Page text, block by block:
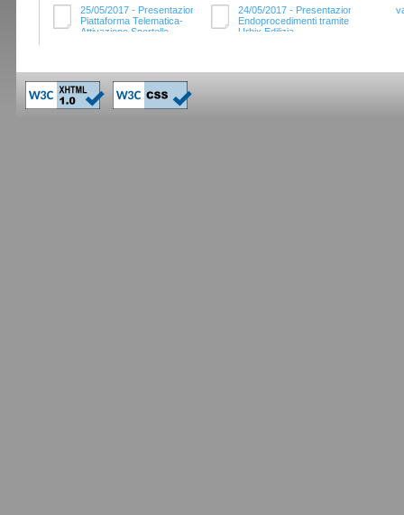
25/05/2017 - Presentazione
Piattaforma Telematica-
Attivazione Sportello
24/05/2017 - Presentazione
Endoprocedimenti tramite
Urbix Edilizia